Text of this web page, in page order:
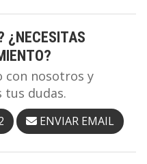
¿NECESITAS
con nosotros y
tus dudas.
ENVIAR EMAIL